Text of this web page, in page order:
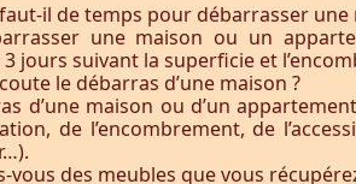
il de temps pour débarrasser une
une maison ou un
jours suivant la superficie et
le débarras d’une maison ?
d’une maison ou d’un
de l’encombrement, de
vous des meubles que vous